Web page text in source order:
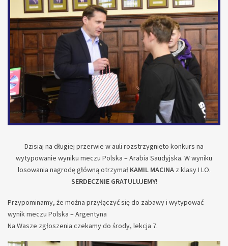
Dzisiaj na długiej przerwie w auli rozstrzygnięto konkurs na
wytypowanie wyniku meczu Polska – Arabia Saudyjska. W wyniku
losowania nagrodę główną otrzymał KAMIL MACINAz klasy I LO.
SERDECZNIE GRATULUJEMY!
Przypominamy, że można przyłączyć się do zabawy i wytypować
wynik meczu Polska – Argentyna
Na Wasze zgłoszenia czekamy do środy, lekcja 7.